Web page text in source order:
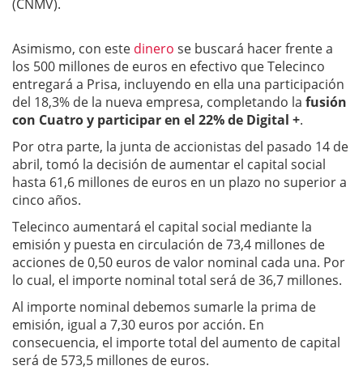
(CNMV).
Asimismo, con este dinero se buscará hacer frente a
los 500 millones de euros en efectivo que Telecinco
entregará a Prisa, incluyendo en ella una participación
del 18,3% de la nueva empresa, completando la fusión
con Cuatro y participar en el 22% de Digital +.
Por otra parte, la junta de accionistas del pasado 14 de
abril, tomó la decisión de aumentar el capital social
hasta 61,6 millones de euros en un plazo no superior a
cinco años.
Telecinco aumentará el capital social mediante la
emisión y puesta en circulación de 73,4 millones de
acciones de 0,50 euros de valor nominal cada una. Por
lo cual, el importe nominal total será de 36,7 millones.
Al importe nominal debemos sumarle la prima de
emisión, igual a 7,30 euros por acción. En
consecuencia, el importe total del aumento de capital
será de 573,5 millones de euros.